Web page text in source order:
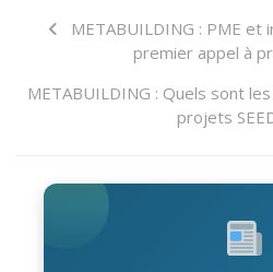
METABUILDING : PME
premier appel à
METABUILDING : Quels sont
projets